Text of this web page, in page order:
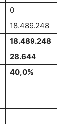
0
18.489.248
18.489.248
28.644
40,0%